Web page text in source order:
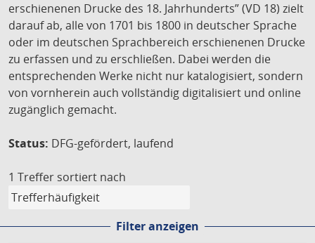
erschienenen Drucke des 18. Jahrhunderts” (VD 18) zielt
darauf ab, alle von 1701 bis 1800 in deutscher Sprache
oder im deutschen Sprachbereich erschienenen Drucke
zu erfassen und zu erschließen. Dabei werden die
entsprechenden Werke nicht nur katalogisiert, sondern
von vornherein auch vollständig digitalisiert und online
zugänglich gemacht.
Status: DFG-gefördert, laufend
1 Treffer sortiert nach
Filter anzeigen